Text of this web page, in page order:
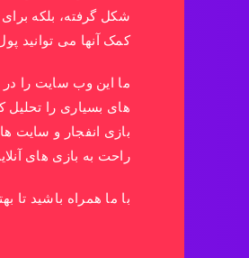
شکل گرفته، بلکه
کمک آنها می توانید
های بسیاری را
بازی انفجار و سایت
راحت به بازی های
با ما همراه باشید تا